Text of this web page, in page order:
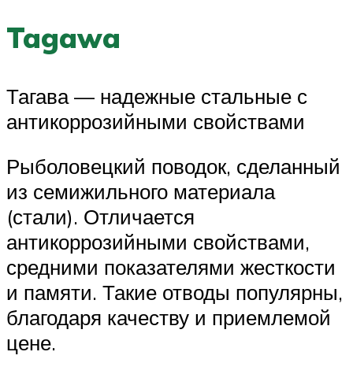
Tagawa
Тагава — надежные стальные с
антикоррозийными свойствами
Рыболовецкий поводок, сделанный
из семижильного материала
(стали). Отличается
антикоррозийными свойствами,
средними показателями жесткости
и памяти. Такие отводы популярны,
благодаря качеству и приемлемой
цене.